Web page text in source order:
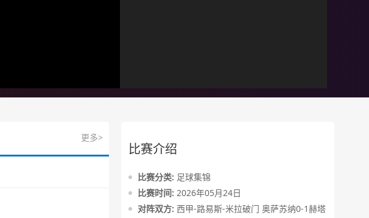
更多>
比赛介绍
比赛分类: 足球集锦
比赛时间: 2026年05月24日
对阵双方: 西甲-路易斯-米拉破门 奥萨苏纳0-1赫塔